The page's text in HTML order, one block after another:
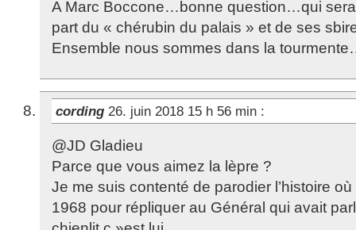
A Marc Boccone…bonne question…qui
part du « chérubin du palais » et de ses
Ensemble nous sommes dans la
cording 26. juin 2018 15 h 56 min :
@JD Gladieu
Parce que vous aimez la lèpre ?
Je me suis contenté de parodier l’histoire
1968 pour répliquer au Général qui avait